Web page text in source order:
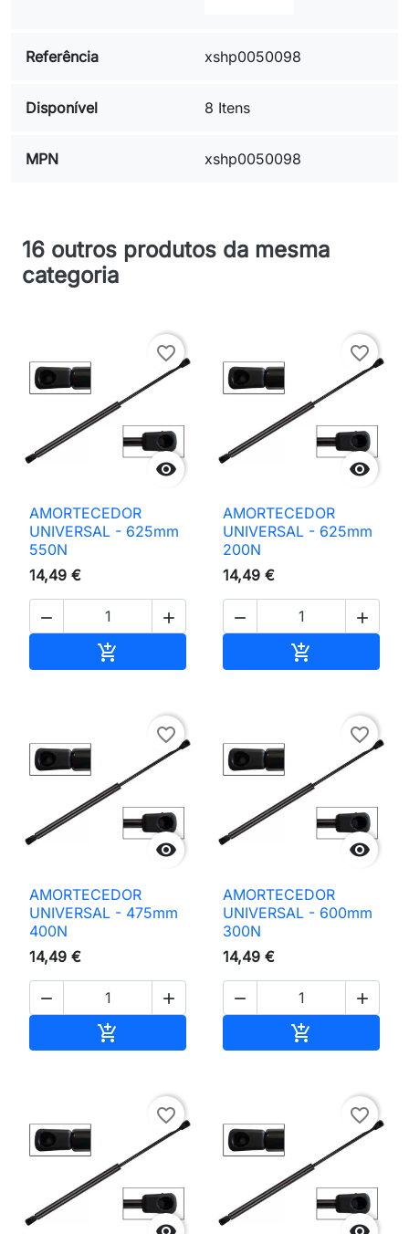
Referência xshp0050098
Disponível 8 Itens
MPN xshp0050098
16 outros produtos da mesma
categoria

favorite_border
AMORTECEDOR
UNIVERSAL - 625mm
550N
14,49 €
 


favorite_border
AMORTECEDOR
UNIVERSAL - 625mm
200N
14,49 €
 


favorite_border
AMORTECEDOR
UNIVERSAL - 475mm
400N
14,49 €
 


favorite_border
AMORTECEDOR
UNIVERSAL - 600mm
300N
14,49 €
 

favorite_border favorite_border